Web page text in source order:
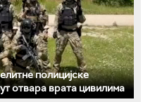
полицијске
отвара врата цивилима